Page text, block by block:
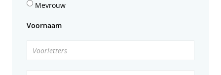
Mevrouw
Voornaam
Voorletters